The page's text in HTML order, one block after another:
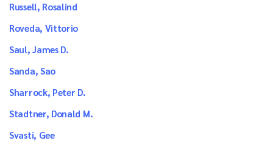
Russell, Rosalind
Roveda, Vittorio
Saul, James D.
Sanda, Sao
Sharrock, Peter D.
Stadtner, Donald M.
Svasti, Gee